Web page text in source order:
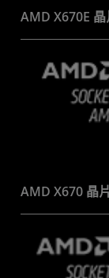
AMD X670E
AMD X670 晶